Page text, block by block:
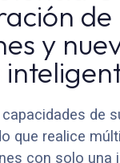
de
y
de
que realice
con solo una